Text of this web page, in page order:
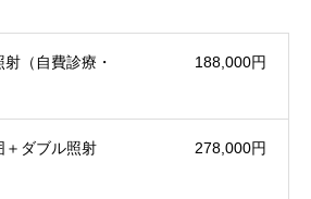
（自費診療・
188,000円
＋ダブル照射
278,000円